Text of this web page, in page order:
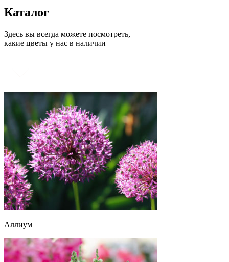
Каталог
Здесь вы всегда можете посмотреть,
какие цветы у нас в наличии
Аллиум